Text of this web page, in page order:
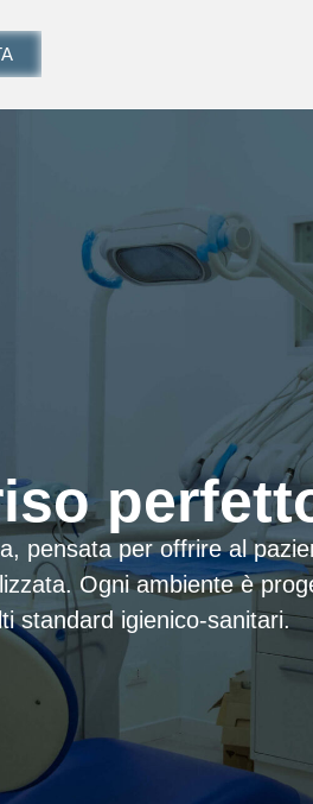
pensata per offrire al
Ogni ambiente è
standard igienico-sanitari.